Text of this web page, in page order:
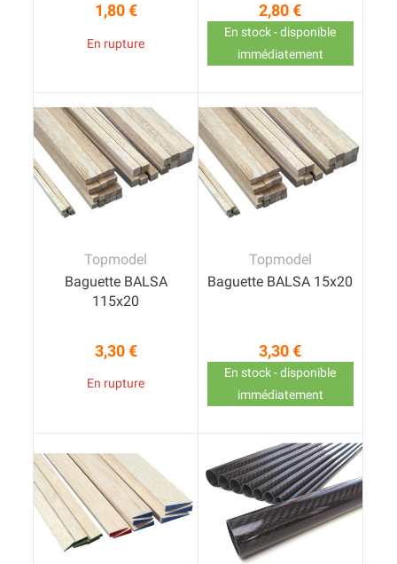
Prix
1,80 €
En rupture
Prix
2,80 €
En stock - disponible
immédiatement
Topmodel
Baguette BALSA
115x20
Prix
3,30 €
En rupture
Topmodel
Baguette BALSA 15x20
Prix
3,30 €
En stock - disponible
immédiatement